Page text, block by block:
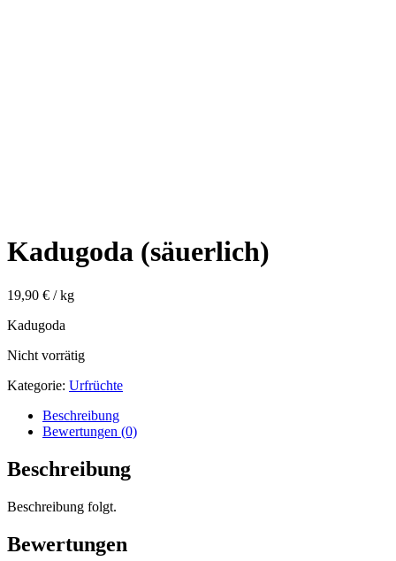
Kadugoda (säuerlich)
19,90 € / kg
Kadugoda
Nicht vorrätig
Kategorie: Urfrüchte
Beschreibung
Bewertungen (0)
Beschreibung
Beschreibung folgt.
Bewertungen